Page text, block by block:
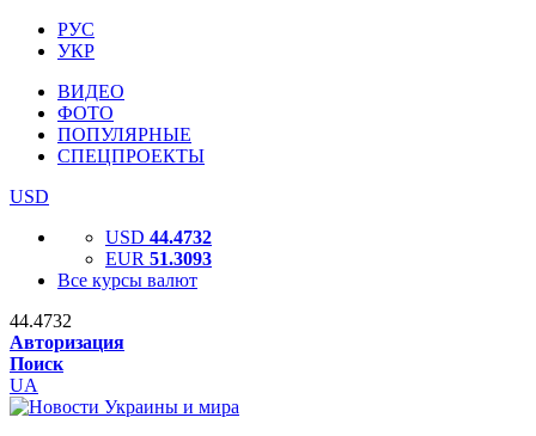
РУС
УКР
ВИДЕО
ФОТО
ПОПУЛЯРНЫЕ
СПЕЦПРОЕКТЫ
USD
USD 44.4732
EUR 51.3093
Все курсы валют
44.4732
Авторизация
Поиск
UA